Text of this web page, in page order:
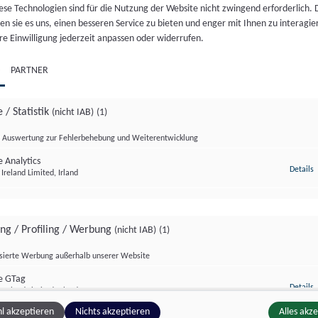
ÖZIV
SICH FÜR
Juni. 2026
HOCH ZU ROSS TROTZ
70-JAHRE-FEIER DER
Format
Technologien sind für die Nutzung der Website nicht zwingend erforderlich.
sie es uns, einen besseren Service zu bieten und enger mit Ihnen zu
Einwilligung jederzeit anpassen oder widerrufen.
PARTNER
/ Statistik (nicht IAB) (1)
Auswertung zur Fehlerbehebung und Weiterentwicklung
Analytics
Ireland Limited, Irland Details
/ Profiling / Werbung (nicht IAB) (1)
Werbung außerhalb unserer Website
GTag
Ireland Limited, Irland Details
akzeptieren Nichts akzeptieren Alles